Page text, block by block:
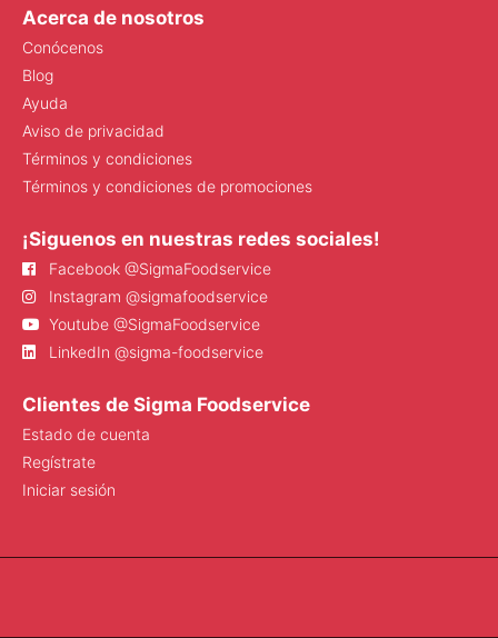
Acerca de nosotros
Conócenos
Blog
Ayuda
Aviso de privacidad
Términos y condiciones
Términos y condiciones de promociones
¡Siguenos en nuestras redes sociales!
Facebook @SigmaFoodservice
Instagram @sigmafoodservice
Youtube @SigmaFoodservice
LinkedIn @sigma-foodservice
Clientes de Sigma Foodservice
Estado de cuenta
Regístrate
Iniciar sesión